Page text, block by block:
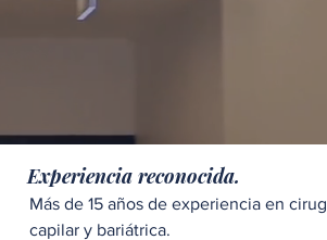
Experiencia reconocida.
Más de 15 años de experiencia en
capilar y bariátrica.